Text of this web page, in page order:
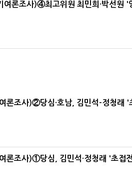
여론조사)④최고위원 최민희·박선원 '
론조사)②당심·호남, 김민석-정청래 '
론조사)①당심, 김민석·정청래 '초